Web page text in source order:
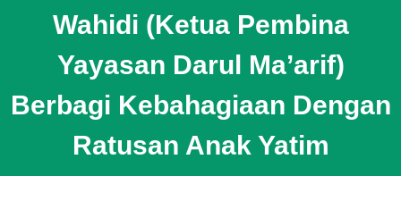
Wahidi (Ketua Pembina
Yayasan Darul Ma’arif)
Berbagi Kebahagiaan Dengan
Ratusan Anak Yatim